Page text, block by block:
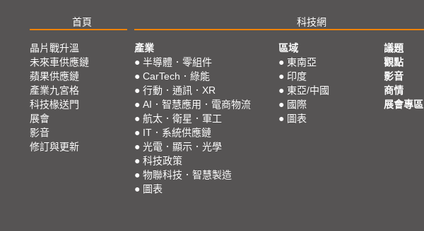
首頁 科技網
晶片戰升溫
未來車供應鏈
蘋果供應鏈
產業九宮格
科技椽送門
展會
影音
修訂與更新
產業
● 半導體．零組件
● CarTech．綠能
● 行動．通訊．XR
● AI．智慧應用．電商物流
● 航太．衛星．軍工
● IT．系統供應鏈
● 光電．顯示．光學
● 科技政策
● 物聯科技．智慧製造
● 圖表
區域
● 東南亞
● 印度
● 東亞/中國
● 國際
● 圖表
議題
觀點
影音
商情
展會專區